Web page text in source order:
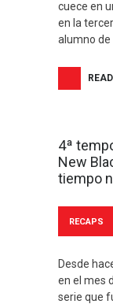
cuece en
en la
alumno de
4ª
New
tiempo
RECAPS
Desde
en el mes
serie que